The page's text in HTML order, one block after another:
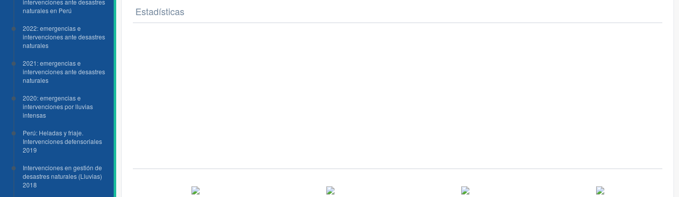
intervenciones ante desastres
naturales en Perú
2022: emergencias e
intervenciones ante desastres
naturales
2021: emergencias e
intervenciones ante desastres
naturales
2020: emergencias e
intervenciones por lluvias
intensas
Perú: Heladas y friaje.
Intervenciones defensoriales
2019
Intervenciones en gestión de
desastres naturales (Lluvias)
2018
Estadísticas